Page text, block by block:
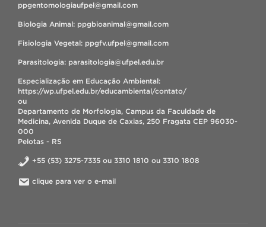
ppgentomologiaufpel@gmail.com
Biologia Animal: ppgbioanimal@gmail.com
Fisiologia Vegetal: ppgfv.ufpel@gmail.com
Parasitologia: parasitologia@ufpel.edu.br
Especialização em Educação Ambiental:
https://wp.ufpel.edu.br/educambiental/contato/
ou
Departamento de Morfologia, Campus da Faculdade de
Medicina, Avenida Duque de Caxias, 250 Fragata CEP 96030-
000
Pelotas - RS
+55 (53) 3275-7335 ou 3310 1810 ou 3310 1808
clique para ver o e-mail